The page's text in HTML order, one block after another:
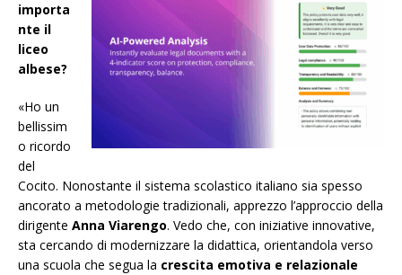
importa
nte il
liceo
albese?
«Ho un
bellissim
o ricordo
del
Cocito. Nonostante il sistema scolastico italiano sia spesso
ancorato a metodologie tradizionali, apprezzo l’approccio della
dirigente Anna Viarengo. Vedo che, con iniziative innovative,
sta cercando di modernizzare la didattica, orientandola verso
una scuola che segua la crescita emotiva e relazionale